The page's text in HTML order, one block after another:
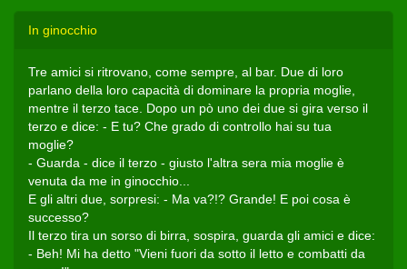
In ginocchio
Tre amici si ritrovano, come sempre, al bar. Due di loro
parlano della loro capacità di dominare la propria moglie,
mentre il terzo tace. Dopo un pò uno dei due si gira verso il
terzo e dice: - E tu? Che grado di controllo hai su tua
moglie?
- Guarda - dice il terzo - giusto l'altra sera mia moglie è
venuta da me in ginocchio...
E gli altri due, sorpresi: - Ma va?!? Grande! E poi cosa è
successo?
Il terzo tira un sorso di birra, sospira, guarda gli amici e dice:
- Beh! Mi ha detto "Vieni fuori da sotto il letto e combatti da